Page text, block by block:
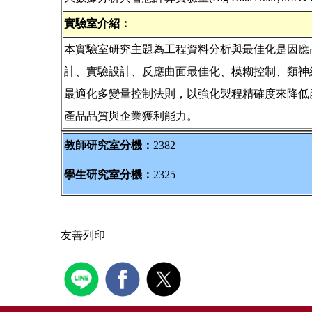
實驗室介紹：
本實驗室研究主題為工程資料分析與最佳化是因
計、實驗設計、反應曲面最佳化、模糊控制、類
最適化多變量控制法則，以強化製程精確度來降
產品品質與企業獲利能力。
教師研究室分機： 2382
學生研究室分機： 2325
友善列印